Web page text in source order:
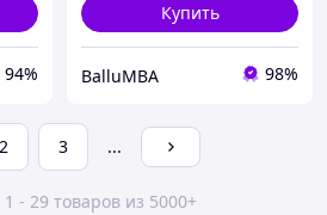
94%
Купить
BalluMBA 98%
2 3 ...
- 29 товаров из 5000+